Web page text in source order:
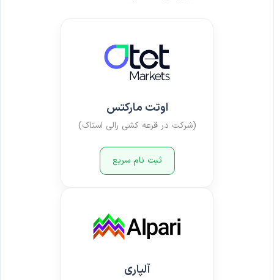
اوتت مارکتس
(شرکت در قرعه کشی رالی استاک)
ثبت نام سریع
آلپاری